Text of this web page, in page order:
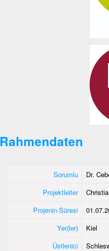
Rahmendaten
Sorumlu
Dr.
Projektleiter
Projenin Süresi
Yer(ler)
Kiel
Üstlenici